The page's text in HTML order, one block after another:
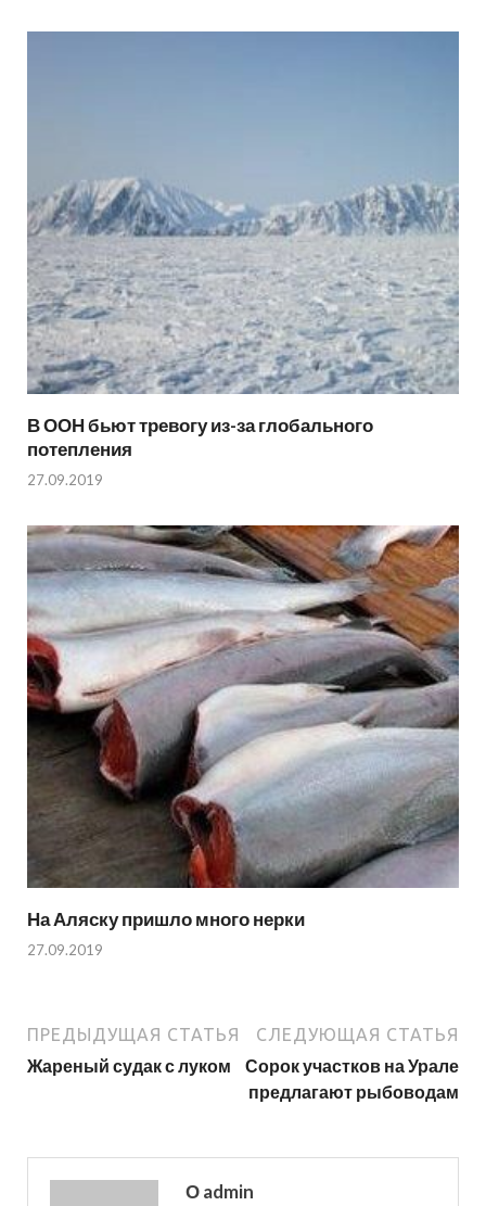
В ООН бьют тревогу из-за глобального
потепления
27.09.2019
На Аляску пришло много нерки
27.09.2019
ПРЕДЫДУЩАЯ СТАТЬЯ
Жареный судак с луком
СЛЕДУЮЩАЯ СТАТЬЯ
Сорок участков на Урале
предлагают рыбоводам
О admin